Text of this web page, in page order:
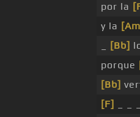
por la
y la
[Bb]
porque
[Bb]
[F]